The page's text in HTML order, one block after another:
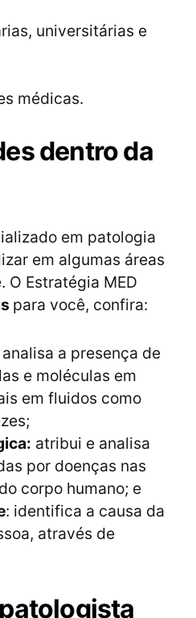
universitárias e
médicas.
dentro da
em patologia
em algumas áreas
O Estratégia MED
para você, confira:
analisa a presença de
e moléculas em
em fluidos como
atribui e analisa
por doenças nas
corpo humano; e
: identifica a causa da
através de